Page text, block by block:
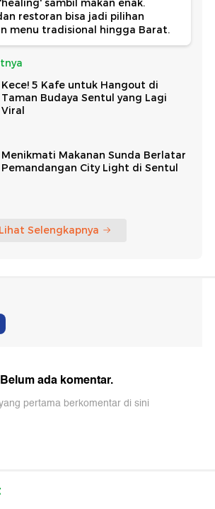
restoran bisa jadi pilihan
menu tradisional hingga Barat.
Kece! 5 Kafe untuk Hangout di
Taman Budaya Sentul yang Lagi
Viral
Menikmati Makanan Sunda Berlatar
Pemandangan City Light di Sentul
Lihat Selengkapnya
Belum ada komentar.
pertama berkomentar di sini